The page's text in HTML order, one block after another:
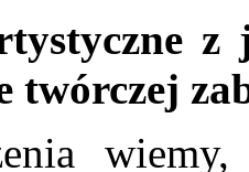
z
twórczej